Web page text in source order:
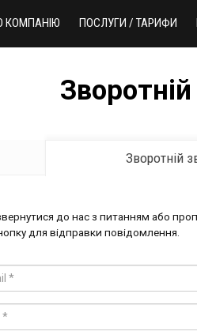
КОМПАНІЮ ПОСЛУГИ / ТАРИФИ
Зворотній
Зворотній
до нас з питанням або
для відправки повідомлення.